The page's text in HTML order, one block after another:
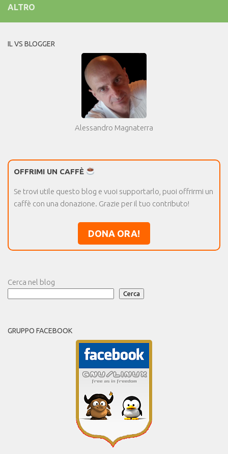
ALTRO
IL VS BLOGGER
Alessandro Magnaterra
OFFRIMI UN CAFFÈ
Se trovi utile questo blog e vuoi supportarlo, puoi offrirmi un
caffè con una donazione. Grazie per il tuo contributo!
DONA ORA!
Cerca nel blog
Cerca
GRUPPO FACEBOOK